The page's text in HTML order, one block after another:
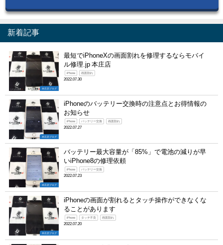
新着記事
本庄店ブログ
最短でiPhoneXの画面割れを修理するならモバイ
ル修理.jp 本庄店
iPhone 画面割れ
2022.07.30
本庄店ブログ
iPhoneのバッテリー交換時の注意点とお得情報の
お知らせ
iPhone バッテリー交換 画面割れ
2022.07.27
本庄店ブログ
バッテリー最大容量が「85%」で電池の減りが早
いiPhone8の修理依頼
iPhone バッテリー交換
2022.07.23
本庄店ブログ
iPhoneの画面が割れるとタッチ操作ができなくな
ることがあります
iPhone タッチ不良 画面割れ
2022.07.20